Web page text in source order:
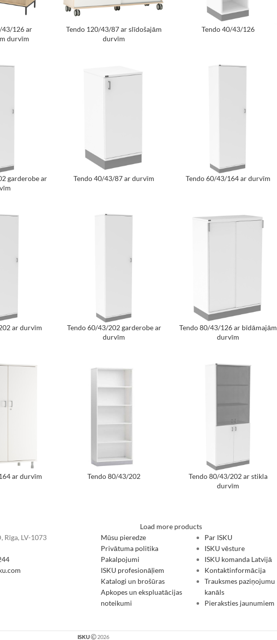
43/126 ar
durvīm
Tendo 120/43/87 ar slīdošajām
durvīm
Tendo 40/43/126
garderobe ar
Tendo 40/43/87 ar durvīm Tendo 60/43/164 ar durvīm
ar durvīm
Tendo 60/43/202 garderobe ar
durvīm
Tendo 80/43/126 ar bīdāmajām
durvīm
ar durvīm Tendo 80/43/202
Tendo 80/43/202 ar stikla
durvīm
Load more products
Rīga, LV-1073
Mūsu pieredze
Privātuma politika
Pakalpojumi
ISKU profesionāļiem
Katalogi un brošūras
Apkopes un ekspluatācijas
noteikumi
Par ISKU
ISKU vēsture
ISKU komanda Latvijā
Kontaktinformācija
Trauksmes paziņojumu
kanāls
Pieraksties jaunumiem
ISKU 2026